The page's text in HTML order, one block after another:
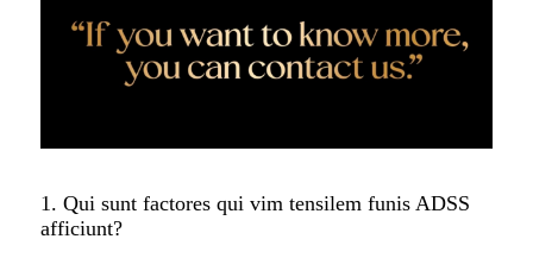
1. Qui sunt factores qui vim tensilem funis ADSS
afficiunt?